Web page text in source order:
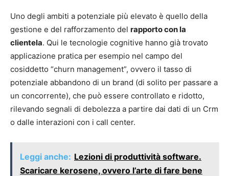
Uno degli ambiti a potenziale più elevato è quello della
gestione e del rafforzamento del rapporto con la
clientela. Qui le tecnologie cognitive hanno già trovato
applicazione pratica per esempio nel campo del
cosiddetto “churn management”, ovvero il tasso di
potenziale abbandono di un brand (di solito per passare a
un concorrente), che può essere controllato e ridotto,
rilevando segnali di debolezza a partire dai dati di un Crm
o dalle interazioni con i call center.
Leggi anche: Lezioni di produttività software.
Scaricare kerosene, ovvero l’arte di fare bene